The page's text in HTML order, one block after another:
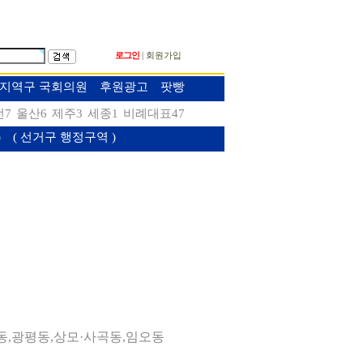
로그인 회원가입
역구 국회의원 후원광고 팟빵
7 울산6 제주3 세종1 비례대표47
( 선거구 행정구역 )
,광평동,상모·사곡동,임오동